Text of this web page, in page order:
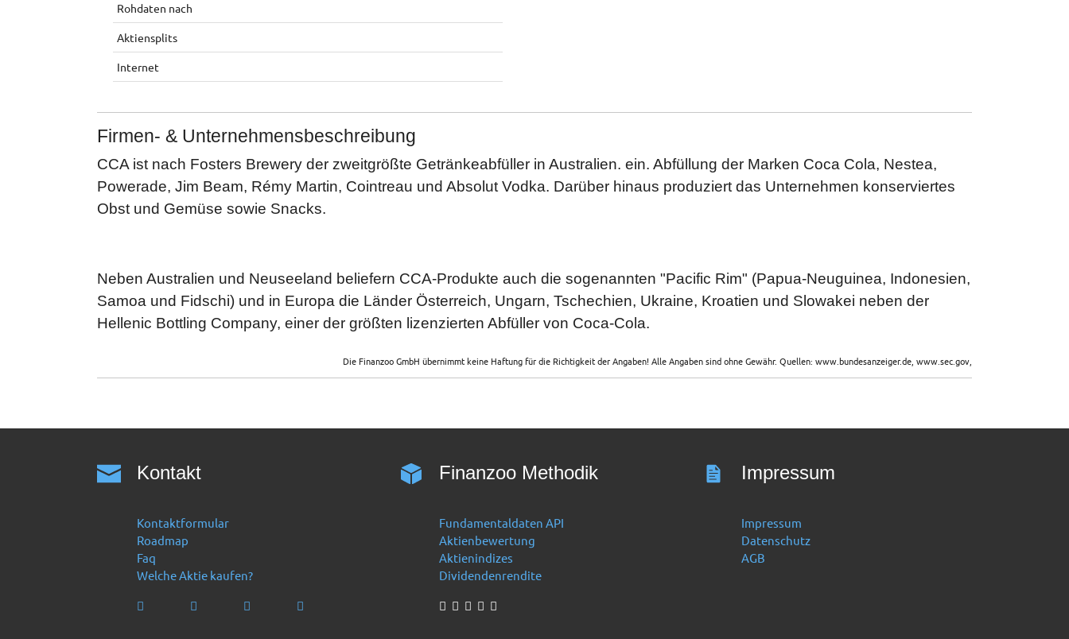
Rohdaten nach
Aktiensplits
Internet
Firmen- & Unternehmensbeschreibung
CCA ist nach Fosters Brewery der zweitgrößte Getränkeabfüller in Australien. ein. Abfüllung der Marken Coca Cola, Nestea,
Powerade, Jim Beam, Rémy Martin, Cointreau und Absolut Vodka. Darüber hinaus produziert das Unternehmen konserviertes
Obst und Gemüse sowie Snacks.
Neben Australien und Neuseeland beliefern CCA-Produkte auch die sogenannten "Pacific Rim" (Papua-Neuguinea, Indonesien,
Samoa und Fidschi) und in Europa die Länder Österreich, Ungarn, Tschechien, Ukraine, Kroatien und Slowakei neben der
Hellenic Bottling Company, einer der größten lizenzierten Abfüller von Coca-Cola.
Die Finanzoo GmbH übernimmt keine Haftung für die Richtigkeit der Angaben! Alle Angaben sind ohne Gewähr. Quellen: www.bundesanzeiger.de, www.sec.gov,
Kontakt
Kontaktformular
Roadmap
Faq
Welche Aktie kaufen?
Finanzoo Methodik
Fundamentaldaten API
Aktienbewertung
Aktienindizes
Dividendenrendite
Impressum
Impressum
Datenschutz
AGB